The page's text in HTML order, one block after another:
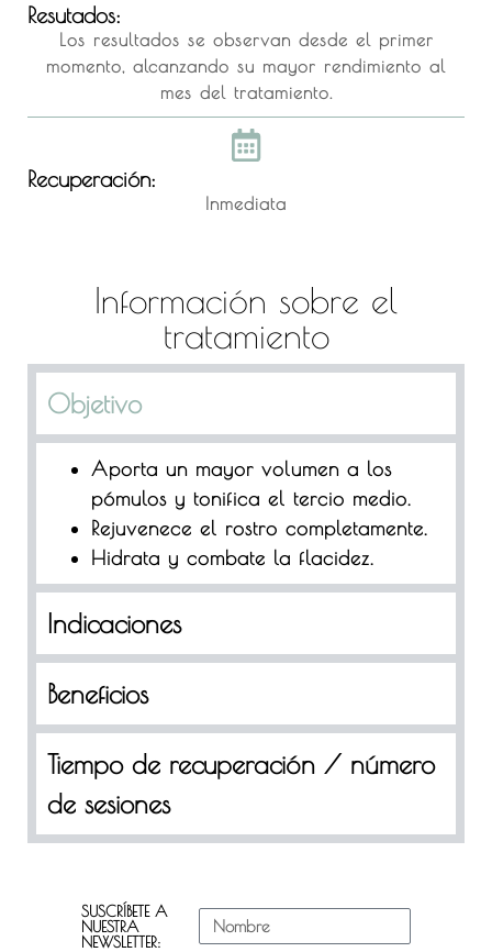
Resutados:
Los resultados se observan desde el primer
momento, alcanzando su mayor rendimiento al
mes del tratamiento.
Recuperación:
Inmediata
Información sobre el
tratamiento
Objetivo
Aporta un mayor volumen a los
pómulos y tonifica el tercio medio.
Rejuvenece el rostro completamente.
Hidrata y combate la flacidez.
Indicaciones
Beneficios
Tiempo de recuperación / número
de sesiones
SUSCRÍBETE A
NUESTRA
NEWSLETTER: